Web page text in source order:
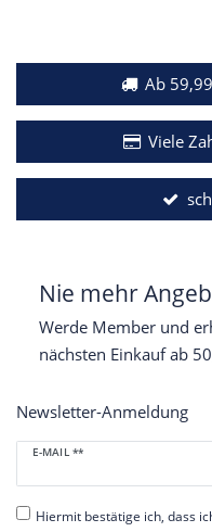
Ab
Viele
Nie mehr
Werde Member und
nächsten Einkauf ab
Newsletter-Anmeldung
E-MAIL **
Newsletter
Honig
Hiermit bestätige ich, dass